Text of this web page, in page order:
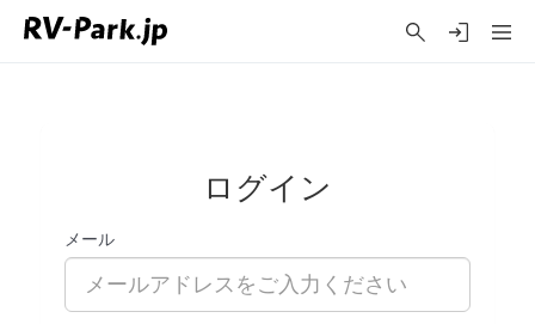
ログイン
メール